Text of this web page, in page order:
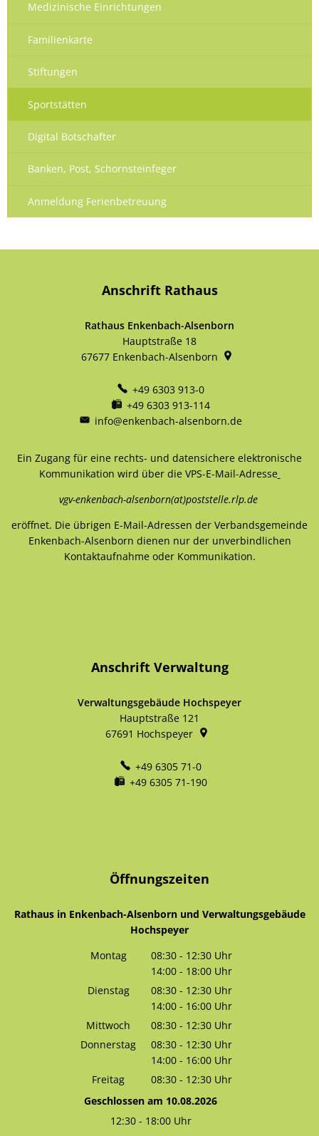
Medizinische Einrichtungen
Familienkarte
Stiftungen
Sportstätten
Digital Botschafter
Banken, Post, Schornsteinfeger
Anmeldung Ferienbetreuung
Anschrift Rathaus
Rathaus Enkenbach-Alsenborn
Hauptstraße 18
67677 Enkenbach-Alsenborn
+49 6303 913-0
+49 6303 913-114
info@enkenbach-alsenborn.de
Ein Zugang für eine rechts- und datensichere elektronische
Kommunikation wird über die VPS-E-Mail-Adresse
vgv-enkenbach-alsenborn(at)poststelle.rlp.de
eröffnet. Die übrigen E-Mail-Adressen der Verbandsgemeinde
Enkenbach-Alsenborn dienen nur der unverbindlichen
Kontaktaufnahme oder Kommunikation.
Anschrift Verwaltung
Verwaltungsgebäude Hochspeyer
Hauptstraße 121
67691 Hochspeyer
+49 6305 71-0
+49 6305 71-190
Öffnungszeiten
Rathaus in Enkenbach-Alsenborn und Verwaltungsgebäude
Hochspeyer
Montag
08:30 - 12:30 Uhr
Von 08:30 bis 12:30 Uhr
14:00 - 18:00 Uhr
Von 14:00 bis 18:00 Uhr
Dienstag 08:30 - 12:30 Uhr
Von 08:30 bis 12:30 Uhr
14:00 - 16:00 Uhr
Von 14:00 bis 16:00 Uhr
Mittwoch 08:30 - 12:30 Uhr
Von 08:30 bis 12:30 Uhr
Donnerstag 08:30 - 12:30 Uhr
Von 08:30 bis 12:30 Uhr
14:00 - 16:00 Uhr
Von 14:00 bis 16:00 Uhr
Freitag 08:30 - 12:30 Uhr
Von 08:30 bis 12:30 Uhr
Geschlossen am 10.08.2026
12:30- 18:00Uhr